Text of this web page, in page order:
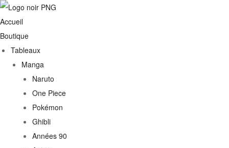
Accueil
Boutique
Tableaux
Manga
Naruto
One Piece
Pokémon
Ghibli
Années 90